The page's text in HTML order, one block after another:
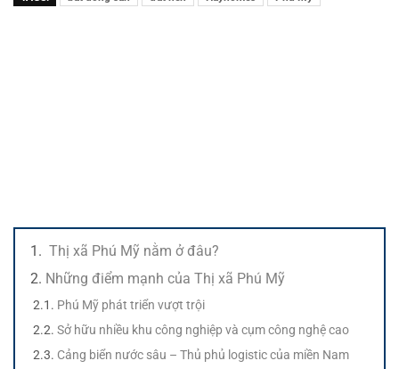
Thị xã Phú Mỹ nằm ở đâu?
Những điểm mạnh của Thị xã Phú Mỹ
Phú Mỹ phát triển vượt trội
Sở hữu nhiều khu công nghiệp và cụm công nghệ cao
Cảng biển nước sâu – Thủ phủ logistic của miền Nam